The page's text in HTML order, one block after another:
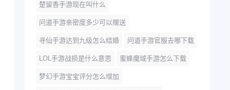
楚留香手游现在叫什么
问道手游亲密度多少可以赠送
寻仙手游达到九级怎么结婚 问道手游官服去哪下载
LOL手游战损是什么意思 蜜蜂魔域手游怎么下载
梦幻手游宝宝评分怎么增加